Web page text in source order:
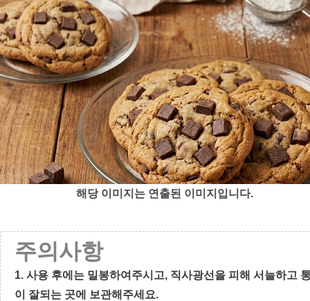
해당 이미지는 연출된 이미지입니다.
주의사항
1. 사용 후에는 밀봉하여주시고, 직사광선을 피해 서늘하고
이 잘되는 곳에 보관해주세요.